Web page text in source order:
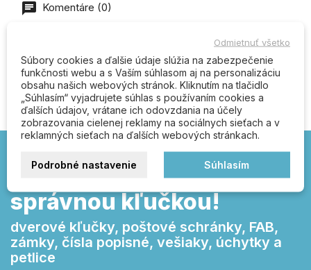
Komentáre (0)
Buďte prvý kto napíše recenziu
Kľučka.sk – otvárajte
správnou kľučkou!
dverové kľučky, poštové schránky, FAB,
zámky, čísla popisné, vešiaky, úchytky a
petlice
Odmietnuť všetko
Súbory cookies a ďalšie údaje slúžia na zabezpečenie
funkčnosti webu a s Vaším súhlasom aj na personalizáciu
obsahu našich webových stránok. Kliknutím na tlačidlo
„Súhlasím“ vyjadrujete súhlas s používaním cookies a
ďalších údajov, vrátane ich odovzdania na účely
zobrazovania cielenej reklamy na sociálnych sieťach a v
reklamných sieťach na ďalších webových stránkach.
Podrobné nastavenie Súhlasím